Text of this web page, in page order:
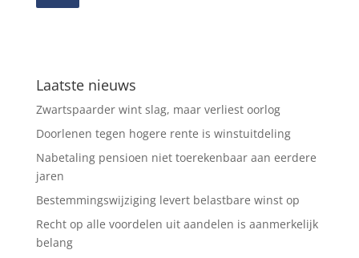
Laatste nieuws
Zwartspaarder wint slag, maar verliest oorlog
Doorlenen tegen hogere rente is winstuitdeling
Nabetaling pensioen niet toerekenbaar aan eerdere
jaren
Bestemmingswijziging levert belastbare winst op
Recht op alle voordelen uit aandelen is aanmerkelijk
belang